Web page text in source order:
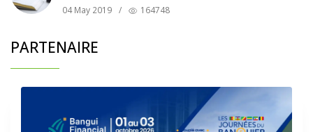
04 May 2019 / 164748
PARTENAIRE